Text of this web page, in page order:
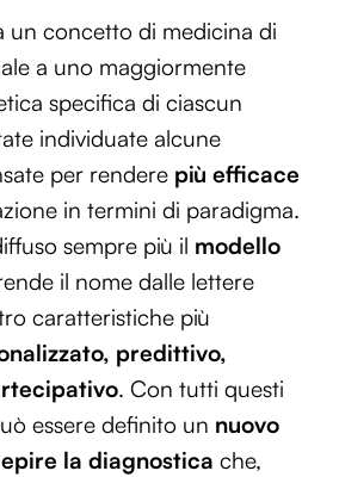
un concetto di medicina di
a uno maggiormente
specifica di ciascun
individuate alcune
per rendere più efficace
in termini di paradigma.
sempre più il modello
il nome dalle lettere
caratteristiche più
predittivo,
. Con tutti questi
essere definito un nuovo
la diagnostica che,